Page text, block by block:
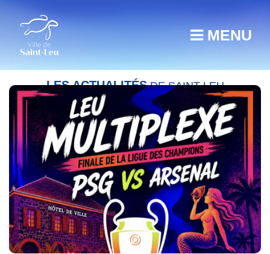
MENU
LES ACTUALITÉSDE SAINT-LEU
SAINT-LEU VIBRE AU RYTHME DU « LEU